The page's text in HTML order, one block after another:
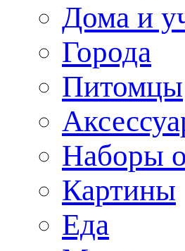
Дома и
Города
Питомцы
Наборы
Картины
Еда